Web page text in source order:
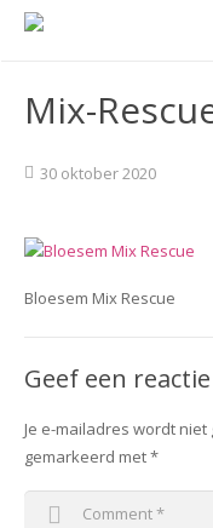
Mix-
30 oktober 2020
Bloesem Mix Rescue
Geef een reactie
Je e-mailadres wordt
gemarkeerd met*